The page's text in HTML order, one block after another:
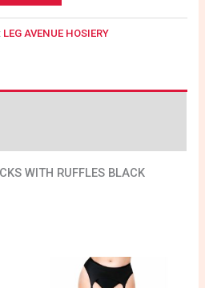
LEG AVENUE HOSIERY
WITH RUFFLES BLACK